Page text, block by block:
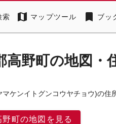
索 map マップツール bookmark ブッ
高野町の地図・
マケンイトグンコウヤチョウ)の住
町の地図を見る